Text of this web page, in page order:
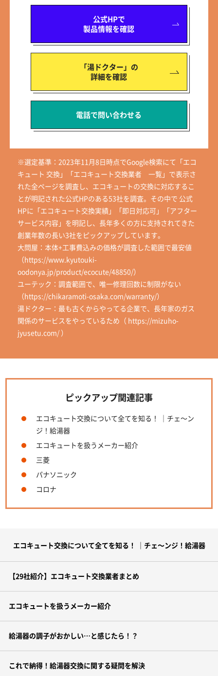
公式HPで
製品情報を確認
「湯ドクター」の
詳細を確認
電話で問い合わせる
※選定基準：2023年11月8日時点でGoogle検索にて「エコ
キュート 交換」「エコキュート交換業者 一覧」で表示さ
れた全ページを調査し、エコキュートの交換に対応するこ
とが明記された公式HPのある53社を調査。その中で 公式
HPに「エコキュート交換実績」「即日対応可」「アフター
サービス内容」を明記し、長年多くの方に支持されてきた
創業年数の長い3社をピックアップしています。
大問屋：本体+工事費込みの価格が調査した範囲で最安値
（https://www.kyutouki-
oodonya.jp/product/ecocute/48850/）
ユーテック：調査範囲で、唯一修理回数に制限がない
（https://chikaramoti-osaka.com/warranty/）
湯ドクター：最も古くからやってる企業で、長年家のガス
関係のサービスをやっているため（ https://mizuho-
jyusetu.com/ ）
ピックアップ関連記事
エコキュート交換について全てを知る！ ｜チェ～ン
ジ！給湯器
エコキュートを扱うメーカー紹介
三菱
パナソニック
コロナ
エコキュート交換について全てを知る！ ｜チェ～ンジ！給湯器
【29社紹介】エコキュート交換業者まとめ
エコキュートを扱うメーカー紹介
給湯器の調子がおかしい…と感じたら！？
これで納得！給湯器交換に関する疑問を解決